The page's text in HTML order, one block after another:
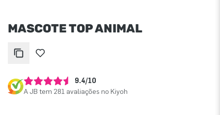
MASCOTE TOP ANIMAL
9.4/10
A JB tem 281 avaliações no Kiyoh